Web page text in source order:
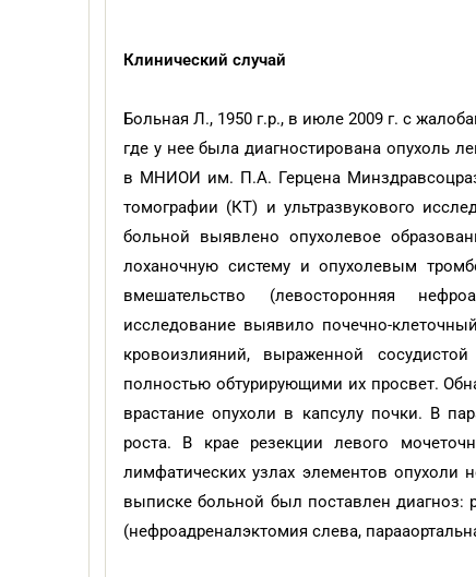
Клинический случай
Больная Л., 1950 г.р., в июле 2009 г. с
где у нее была диагностирована опухоль
в МНИОИ им. П.А. Герцена
томографии (КТ) и ультразвукового
больной выявлено опухолевое
лоханочную систему и опухолевым
вмешательство (левосторонняя
исследование выявило почечно-
кровоизлияний, выраженной
полностью обтурирующими их просвет.
врастание опухоли в капсулу почки. В
роста. В крае резекции левого
лимфатических узлах элементов
выписке больной был поставлен диагноз:
(нефроадреналэктомия слева,